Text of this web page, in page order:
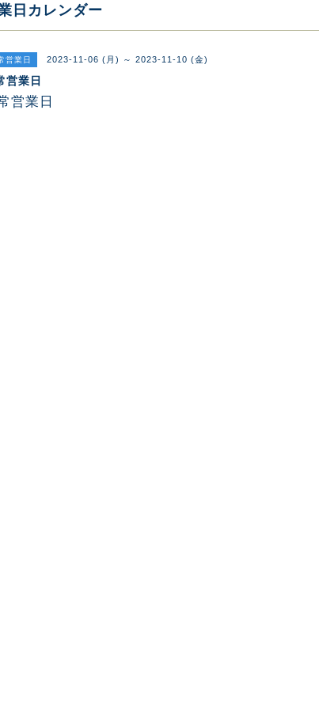
日カレンダー
営業日 2023-11-06 (月) ～ 2023-11-10 (金)
営業日
営業日